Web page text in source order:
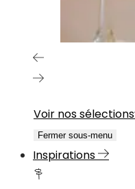
Voir nos sélections
Fermer sous-menu
Inspirations